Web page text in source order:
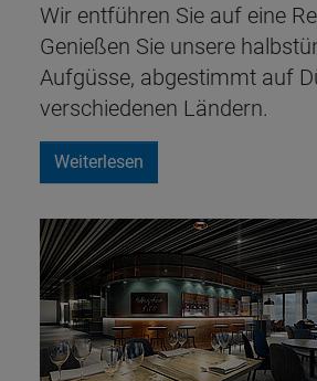
Wir entführen Sie auf eine
Genießen Sie unsere
Aufgüsse, abgestimmt auf
verschiedenen Ländern.
Weiterlesen